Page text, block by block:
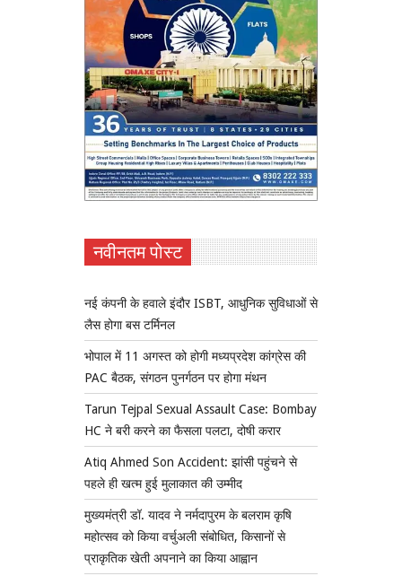
नवीनतम पोस्ट
नई कंपनी के हवाले इंदौर ISBT, आधुनिक सुविधाओं से
लैस होगा बस टर्मिनल
भोपाल में 11 अगस्त को होगी मध्यप्रदेश कांग्रेस की
PAC बैठक, संगठन पुनर्गठन पर होगा मंथन
Tarun Tejpal Sexual Assault Case: Bombay
HC ने बरी करने का फैसला पलटा, दोषी करार
Atiq Ahmed Son Accident: झांसी पहुंचने से
पहले ही खत्म हुई मुलाकात की उम्मीद
मुख्यमंत्री डॉ. यादव ने नर्मदापुरम के बलराम कृषि
महोत्सव को किया वर्चुअली संबोधित, किसानों से
प्राकृतिक खेती अपनाने का किया आह्वान